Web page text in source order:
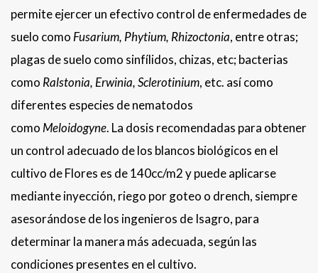
permite ejercer un efectivo control de enfermedades de
suelo como Fusarium, Phytium, Rhizoctonia, entre otras;
plagas de suelo como sinfílidos, chizas, etc; bacterias
como Ralstonia, Erwinia, Sclerotinium, etc. así como
diferentes especies de nematodos
como Meloidogyne. La dosis recomendadas para obtener
un control adecuado de los blancos biológicos en el
cultivo de Flores es de 140cc/m2 y puede aplicarse
mediante inyección, riego por goteo o drench, siempre
asesorándose de los ingenieros de Isagro, para
determinar la manera más adecuada, según las
condiciones presentes en el cultivo.